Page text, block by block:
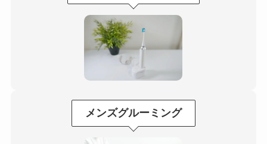
メンズグルーミング